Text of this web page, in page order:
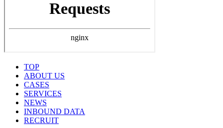
TOP
ABOUT US
CASES
SERVICES
NEWS
INBOUND DATA
RECRUIT